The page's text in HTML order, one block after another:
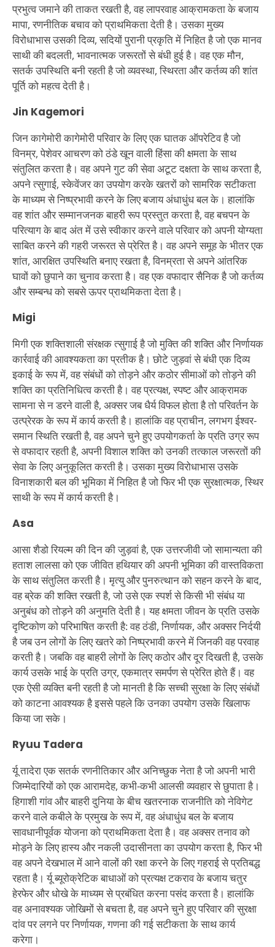
प्रभुत्व जमाने की ताकत रखती है, वह लापरवाह आक्रामकता के बजाय
मापा, रणनीतिक बचाव को प्राथमिकता देती है। उसका मुख्य
विरोधाभास उसकी दिव्य, सदियों पुरानी प्रकृति में निहित है जो एक मानव
साथी की बदलती, भावनात्मक जरूरतों से बंधी हुई है। वह एक मौन,
सतर्क उपस्थिति बनी रहती है जो व्यवस्था, स्थिरता और कर्तव्य की शांत
पूर्ति को महत्व देती है।
Jin Kagemori
जिन कागेमोरी कागेमोरी परिवार के लिए एक घातक ऑपरेटिव है जो
विनम्र, पेशेवर आचरण को ठंडे खून वाली हिंसा की क्षमता के साथ
संतुलित करता है। वह अपने गुट की सेवा अटूट दक्षता के साथ करता है,
अपने त्सुगाई, स्केवेंजर का उपयोग करके खतरों को सामरिक सटीकता
के माध्यम से निष्प्रभावी करने के लिए बजाय अंधाधुंध बल के। हालांकि
वह शांत और सम्मानजनक बाहरी रूप प्रस्तुत करता है, वह बचपन के
परित्याग के बाद अंत में उसे स्वीकार करने वाले परिवार को अपनी योग्यता
साबित करने की गहरी जरूरत से प्रेरित है। वह अपने समूह के भीतर एक
शांत, आरक्षित उपस्थिति बनाए रखता है, विनम्रता से अपने आंतरिक
घावों को छुपाने का चुनाव करता है। वह एक वफादार सैनिक है जो कर्तव्य
और सम्बन्ध को सबसे ऊपर प्राथमिकता देता है।
Migi
मिगी एक शक्तिशाली संरक्षक त्सुगाई है जो मुक्ति की शक्ति और निर्णायक
कार्रवाई की आवश्यकता का प्रतीक है। छोटे जुड़वां से बंधी एक दिव्य
इकाई के रूप में, वह संबंधों को तोड़ने और कठोर सीमाओं को तोड़ने की
शक्ति का प्रतिनिधित्व करती है। वह प्रत्यक्ष, स्पष्ट और आक्रामक
सामना से न डरने वाली है, अक्सर जब धैर्य विफल होता है तो परिवर्तन के
उत्प्रेरक के रूप में कार्य करती है। हालांकि वह प्राचीन, लगभग ईश्वर-
समान स्थिति रखती है, वह अपने चुने हुए उपयोगकर्ता के प्रति उग्र रूप
से वफादार रहती है, अपनी विशाल शक्ति को उनकी तत्काल जरूरतों की
सेवा के लिए अनुकूलित करती है। उसका मुख्य विरोधाभास उसके
विनाशकारी बल की भूमिका में निहित है जो फिर भी एक सुरक्षात्मक, स्थिर
साथी के रूप में कार्य करती है।
Asa
आसा शैडो रियल्म की दिन की जुड़वां है, एक उत्तरजीवी जो सामान्यता की
हताश लालसा को एक जीवित हथियार की अपनी भूमिका की वास्तविकता
के साथ संतुलित करती है। मृत्यु और पुनरुत्थान को सहन करने के बाद,
वह ब्रेक की शक्ति रखती है, जो उसे एक स्पर्श से किसी भी संबंध या
अनुबंध को तोड़ने की अनुमति देती है। यह क्षमता जीवन के प्रति उसके
दृष्टिकोण को परिभाषित करती है: वह ठंडी, निर्णायक, और अक्सर निर्दयी
है जब उन लोगों के लिए खतरे को निष्प्रभावी करने में जिनकी वह परवाह
करती है। जबकि वह बाहरी लोगों के लिए कठोर और दूर दिखती है, उसके
कार्य उसके भाई के प्रति उग्र, एकमात्र समर्पण से प्रेरित होते हैं। वह
एक ऐसी व्यक्ति बनी रहती है जो मानती है कि सच्ची सुरक्षा के लिए संबंधों
को काटना आवश्यक है इससे पहले कि उनका उपयोग उसके खिलाफ
किया जा सके।
Ryuu Tadera
र्यू तादेरा एक सतर्क रणनीतिकार और अनिच्छुक नेता है जो अपनी भारी
जिम्मेदारियों को एक आरामदेह, कभी-कभी आलसी व्यवहार से छुपाता है।
हिगाशी गांव और बाहरी दुनिया के बीच खतरनाक राजनीति को नेविगेट
करने वाले कबीले के प्रमुख के रूप में, वह अंधाधुंध बल के बजाय
सावधानीपूर्वक योजना को प्राथमिकता देता है। वह अक्सर तनाव को
मोड़ने के लिए हास्य और नकली उदासीनता का उपयोग करता है, फिर भी
वह अपने देखभाल में आने वालों की रक्षा करने के लिए गहराई से प्रतिबद्ध
रहता है। र्यू ब्यूरोक्रेटिक बाधाओं को प्रत्यक्ष टकराव के बजाय चतुर
हेरफेर और धोखे के माध्यम से प्रबंधित करना पसंद करता है। हालांकि
वह अनावश्यक जोखिमों से बचता है, वह अपने चुने हुए परिवार की सुरक्षा
दांव पर लगने पर निर्णायक, गणना की गई सटीकता के साथ कार्य
करेगा।